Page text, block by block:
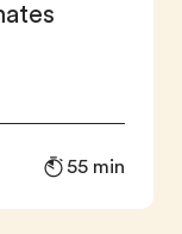
55 min